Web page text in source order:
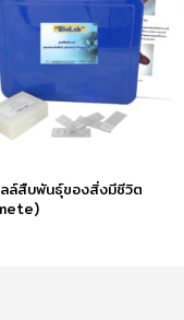
ล์สืบพันธุ์ของสิ่งมีชีวิต